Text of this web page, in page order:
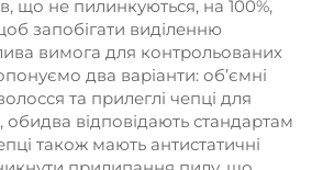
що не пилинкуються, на 100%,
запобігати виділенню
вимога для контрольованих
два варіанти: об’ємні
та прилеглі чепці для
обидва відповідають стандартам
також мають антистатичні